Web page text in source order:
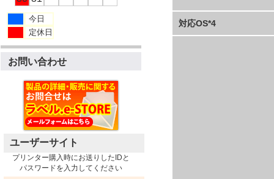
今日
定休日
お問い合わせ
ユーザーサイト
プリンター購入時にお送りしたIDと
パスワードを入力してください
対応OS*4